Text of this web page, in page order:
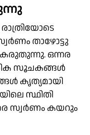
താഴോട്ടു
കരുതുന്നു. ഒന്നര
സൂചകങ്ങള്‍
കൃത്യമായി
സ്ഥിതി
സ്വര്‍ണം കയറും